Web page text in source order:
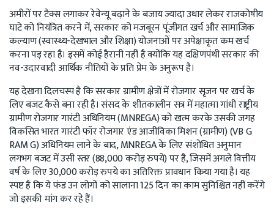
अमीरों पर टैक्स लगाकर रेवेन्यू बढ़ाने के बजाय ज्यादा उधार लेकर राजकोषीय
घाटे को नियंत्रित करने में, सरकार को मजबूरन पूंजीगत खर्च और सामाजिक
कल्याण (स्वास्थ्य-देखभाल और शिक्षा) योजनाओं पर अपेक्षाकृत कम खर्च
करना पड़ रहा है। इसमें कोई हैरानी नहीं है क्योंकि यह दक्षिणपंथी सरकार की
नव-उदारवादी आर्थिक नीतियों के प्रति प्रेम के अनुरूप है।
यह देखना दिलचस्प है कि सरकार ग्रामीण क्षेत्रों में रोजगार सृजन पर खर्च के
लिए बजट कैसे बना रही है। संसद के शीतकालीन सत्र में महात्मा गांधी राष्ट्रीय
ग्रामीण रोजगार गारंटी अधिनियम (MNREGA) को खत्म करके उसकी जगह
विकसित भारत गारंटी फॉर रोजगार एंड आजीविका मिशन (ग्रामीण) (VB G
RAM G) अधिनियम लाने के बाद, MNREGA के लिए संशोधित अनुमान
लगभग बजट में उसी स्तर (88,000 करोड़ रुपये) पर है, जिसमें अगले वित्तीय
वर्ष के लिए 30,000 करोड़ रुपये का अतिरिक्त प्रावधान किया गया है। यह
स्पष्ट है कि ये फंड उन लोगों को सालाना 125 दिन का काम सुनिश्चित नहीं करेंगे
जो इसकी मांग कर रहे हैं।